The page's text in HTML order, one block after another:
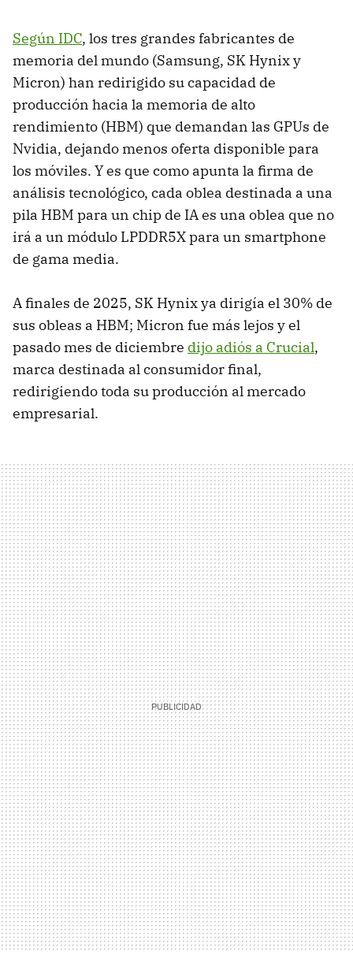
Según IDC, los tres grandes fabricantes de
memoria del mundo (Samsung, SK Hynix y
Micron) han redirigido su capacidad de
producción hacia la memoria de alto
rendimiento (HBM) que demandan las GPUs de
Nvidia, dejando menos oferta disponible para
los móviles. Y es que como apunta la firma de
análisis tecnológico, cada oblea destinada a una
pila HBM para un chip de IA es una oblea que no
irá a un módulo LPDDR5X para un smartphone
de gama media.
A finales de 2025, SK Hynix ya dirigía el 30% de
sus obleas a HBM; Micron fue más lejos y el
pasado mes de diciembre dijo adiós a Crucial,
marca destinada al consumidor final,
redirigiendo toda su producción al mercado
empresarial.